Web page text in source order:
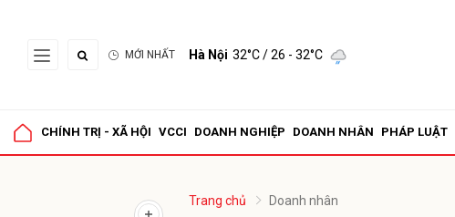
MỚI NHẤT Hà Nội 32°C/ 26 - 32°C
CHÍNH TRỊ - XÃ HỘI VCCI DOANH NGHIỆP DOANH NHÂN PHÁP LUẬT
Trang chủ Doanh nhân